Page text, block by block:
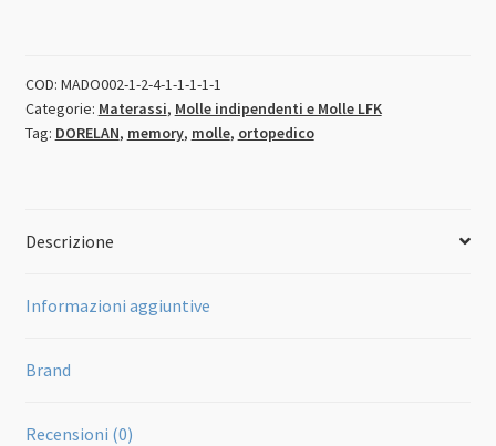
COD: MADO002-1-2-4-1-1-1-1-1
Categorie: Materassi, Molle indipendenti e Molle LFK
Tag: DORELAN, memory, molle, ortopedico
Descrizione
Informazioni aggiuntive
Brand
Recensioni (0)